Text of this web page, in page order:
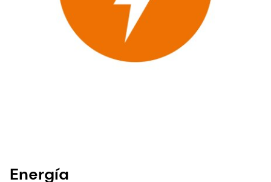
Energía